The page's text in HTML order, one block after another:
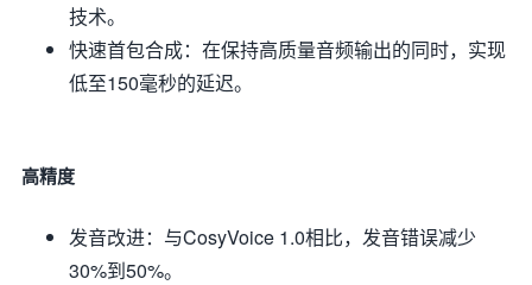
技术。
快速首包合成：在保持高质量音频输出的同时，实现
低至150毫秒的延迟。
高精度
发音改进：与CosyVoice 1.0相比，发音错误减少
30%到50%。